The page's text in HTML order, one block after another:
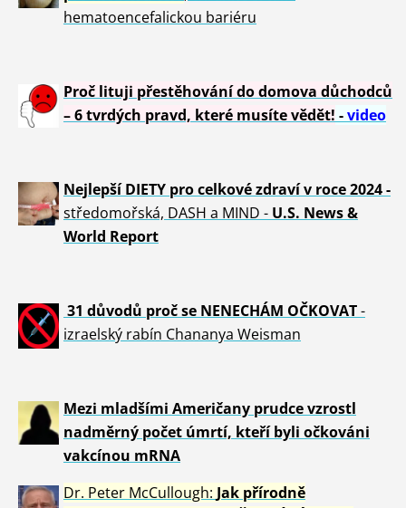
hematoencefalickou bariéru
Proč lituji přestěhování do domova důchodců
– 6 tvrdých pravd, které musíte vědět! -video
Nejlepší DIETY pro celkové zdraví v roce 2024 -
středomořská, DASH a MIND - U.S. News &
World Report
31 důvodů proč se NENECHÁM OČKOVAT-
izraelský rabín Chananya Weisman
Mezi mladšími Američany prudce vzrostl
nadměrný počet úmrtí, kteří byli očkováni
vakcínou mRNA
Dr. Peter McCullough: Jak přírodně